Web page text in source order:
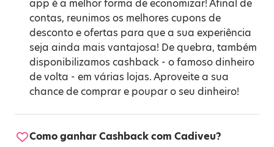
app é a melhor forma de economizar! Afinal de
contas, reunimos os melhores cupons de
desconto e ofertas para que a sua experiência
seja ainda mais vantajosa! De quebra, também
disponibilizamos cashback - o famoso dinheiro
de volta - em várias lojas. Aproveite a sua
chance de comprar e poupar o seu dinheiro!
Como ganhar Cashback com Cadiveu?